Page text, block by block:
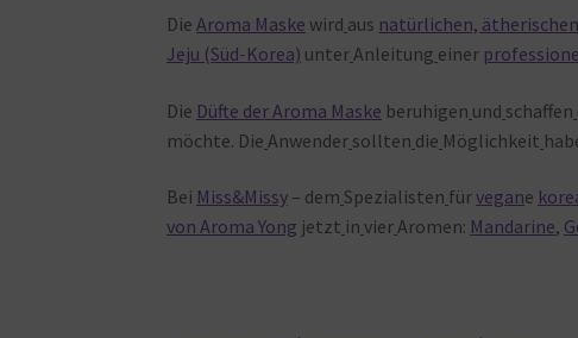
DieAroma Maske wird aus natürlichen,
Jeju (Süd-Korea) unterAnleitung einer
Die Düfte der Aroma Maske beruhigen und schaffen
möchte. Die Anwender sollten die Möglichkeit
Bei Miss&Missy – dem Spezialisten fürvegane
von Aroma Yong jetzt in vierAromen: Mandarine,